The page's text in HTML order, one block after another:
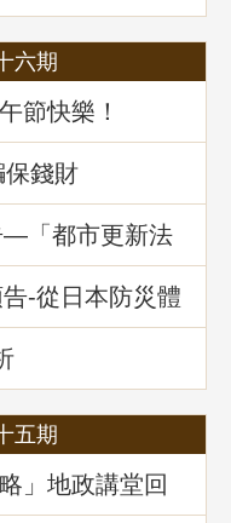
六期
節快樂！
保錢財
—「都市更新法
-從日本防災體
重建
五期
」地政講堂回